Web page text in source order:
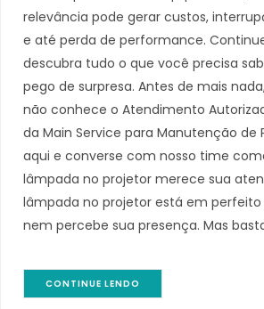
relevância pode gerar custos,
e até perda de performance.
descubra tudo o que você precisa
pego de surpresa. Antes de mais
não conhece o Atendimento
da Main Service para Manutenção de
aqui e converse com nosso time
lâmpada no projetor merece sua
lâmpada no projetor está em
nem percebe sua presença. Mas
CONTINUE LENDO